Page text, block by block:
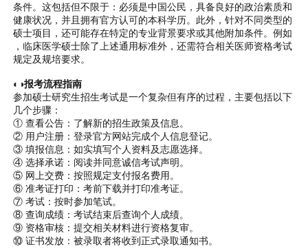
条件。这包括但不限于：必须是中国公民，具备良好的政治素质和
健康状况，并且拥有官方认可的本科学历。此外，针对不同类型的
硕士项目，还可能存在特定的专业背景要求或其他附加条件。例如
，临床医学硕士除了上述通用标准外，还需符合相关医师资格考试
规定及规培要求。
◐◑报考流程指南
参加硕士研究生招生考试是一个复杂但有序的过程，主要包括以下
几个步骤：
① 查看公告：了解新的招生政策及信息。
② 用户注册：登录官方网站完成个人信息登记。
③ 填报信息：如实填写个人资料及志愿选择。
④ 选择承诺：阅读并同意诚信考试声明。
⑤ 网上交费：按照规定支付报名费用。
⑥ 准考证打印：考前下载并打印准考证。
⑦ 考试：按时参加笔试。
⑧ 查询成绩：考试结束后查询个人成绩。
⑨ 资格审核：提交相关材料进行资格复审。
⑩ 证书发放：被录取者将收到正式录取通知书。